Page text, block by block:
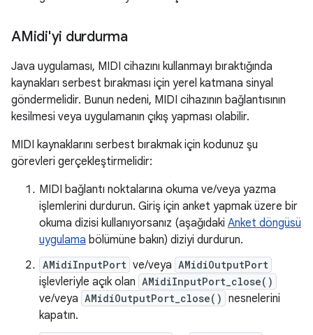
AMidi'yi durdurma
Java uygulaması, MIDI cihazını kullanmayı bıraktığında
kaynakları serbest bırakması için yerel katmana sinyal
göndermelidir. Bunun nedeni, MIDI cihazının bağlantısının
kesilmesi veya uygulamanın çıkış yapması olabilir.
MIDI kaynaklarını serbest bırakmak için kodunuz şu
görevleri gerçekleştirmelidir:
MIDI bağlantı noktalarına okuma ve/veya yazma
işlemlerini durdurun. Giriş için anket yapmak üzere bir
okuma dizisi kullanıyorsanız (aşağıdaki Anket döngüsü
uygulama bölümüne bakın) diziyi durdurun.
AMidiInputPort ve/veya AMidiOutputPort
işlevleriyle açık olan AMidiInputPort_close()
ve/veya AMidiOutputPort_close() nesnelerini
kapatın.